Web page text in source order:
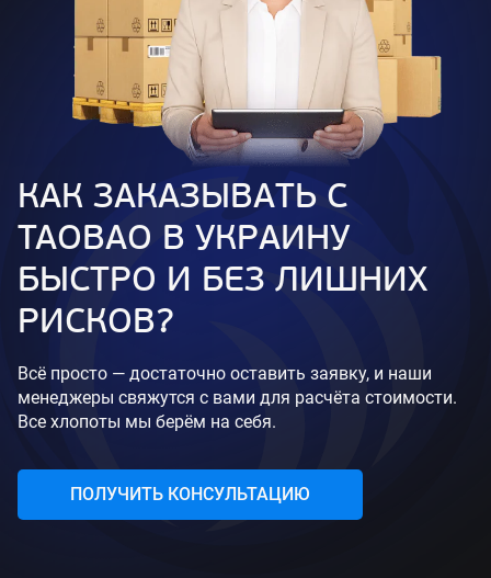
КАК ЗАКАЗЫВАТЬ С
TAOBAO В УКРАИНУ
БЫСТРО И БЕЗ ЛИШНИХ
РИСКОВ?
Всё просто — достаточно оставить заявку, и наши
менеджеры свяжутся с вами для расчёта стоимости.
Все хлопоты мы берём на себя.
ПОЛУЧИТЬ КОНСУЛЬТАЦИЮ